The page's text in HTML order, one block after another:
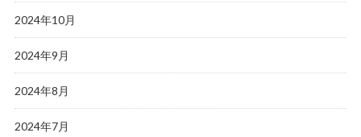
2024年10月
2024年9月
2024年8月
2024年7月